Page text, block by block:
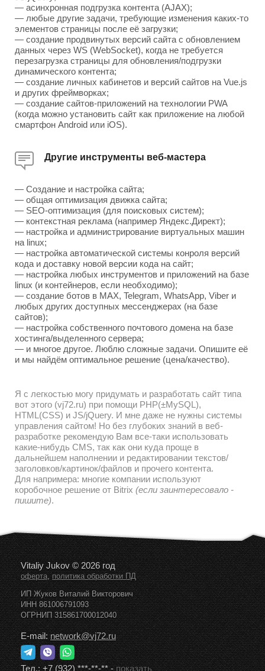
— асинхронная подгрузка контента (AJAX);
— любые другие задачи, требующие изменения каких-то
элементов страницы после её загрузки;
— создание продвинутых версий сайта с обновлением
данных через WS (WebSocket), когда не требуется
перезагрузка страницы для обновления/подгрузки
динамического контента;
— создание личных кабинетов и версий сайтов на Vue.js
и других фреймворках;
— создание сайтов-приложений на технологии PWA
(когда можно установить сайт как приложение на любой
смартфон Android или iOS).
Другие инструменты веб-мастера
— Создание и настройка сайта;
— общая оптимизация движка сайта;
— SEO-оптимизация (для поисковых систем);
— контекстная реклама (например Яндекс.Директ);
— настройка и администрирование виртуальных машин
на linux;
— настройка автоматической системы конроля версий
кода и доставку новой версии кода на сайт;
— настройка любых инструментов и приложений на базе
linux (и контейнеров, если необходимо);
— создание ботов в MAX, Telegram, WhatsApp, Viber и
любых других доступных мессенджерах (на базе
сайтов);
— настройка собственного почтового домена на базе
хостинга/выделенного сервера;
— и многое другое. Люблю сложные задачи. Опишите её
и мы найдём оптимальное решение (цена/качество).
Я с легкостью могу придумать и разработать сайт типа
вот этого (vj72.ru) при помощи PHP(±MySQL),
HTML(CSS) и JS/jQuery. И мне даже не нужны системы
управления сайтом! Но без глубоких знаний в веб-
разработке рекомендую Вам все-таки использовать
какие-нибудь CMS, так как они куда проще в
дальнейшем наполнении и редактировании текстов/
заголовков/картинок/файлов и прочего контента.
Для напримера: многие компании используют
коробочное решение от Bitrix (если заинтересовало -
пишите).
Vitaliy Jukov © 2026 год
оферта,политика обработки ПД
ИП Жуков Виталий Викторович
ИНН 861006791093
ОГРНИП 315861700012040
E-mail:network@vj72.ru
Тел.:+7 (932) ***-**-**-показать